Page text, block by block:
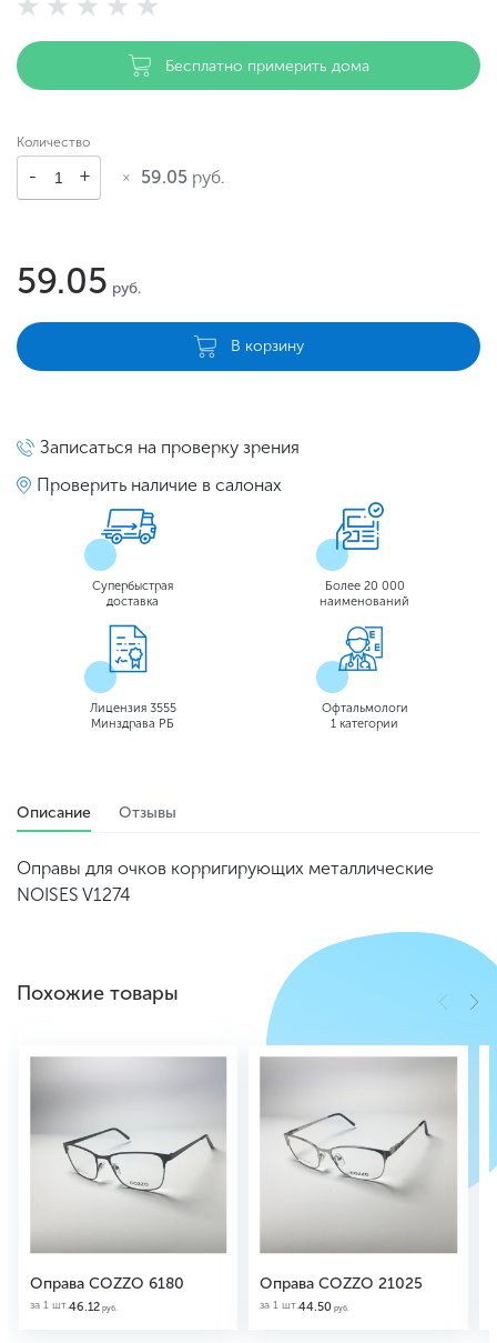
Бесплатно примерить дома
Количество
59.05 руб.
59.05 руб.
В корзину
Записаться на проверку зрения
Проверить наличие в салонах
Супербыстрая
доставка
Более 20 000
наименований
Лицензия 3555
Минздрава РБ
Офтальмологи
1 категории
Описание Отзывы
Оправы для очков корригирующих металлические
NOISES V1274
Похожие товары
Оправа COZZO 6180
за 1 шт.46.12 руб.
Оправа COZZO 21025
за 1 шт.44.50 руб.